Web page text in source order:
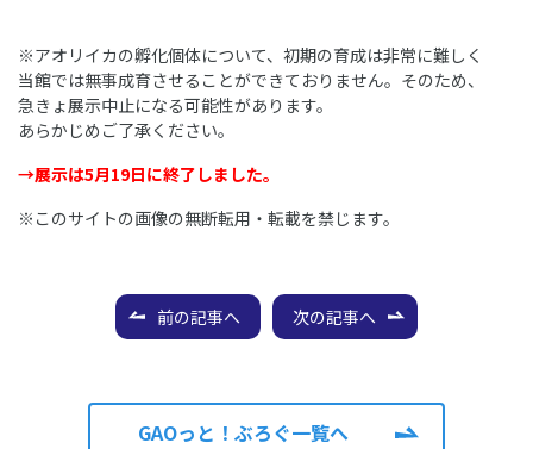
※アオリイカの孵化個体について、初期の育成は非常に難しく
当館では無事成育させることができておりません。そのため、
急きょ展示中止になる可能性があります。
あらかじめご了承ください。
→展示は5月19日に終了しました。
※このサイトの画像の無断転用・転載を禁じます。
前の記事へ 次の記事へ
GAOっと！ぶろぐ一覧へ